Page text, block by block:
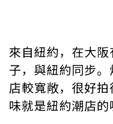
來自紐約，在大
子，與紐約同步
店較寬敞，很好
味就是紐約潮店的